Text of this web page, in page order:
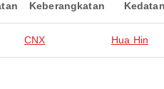
Keberangkatan
CNX Hua Hin